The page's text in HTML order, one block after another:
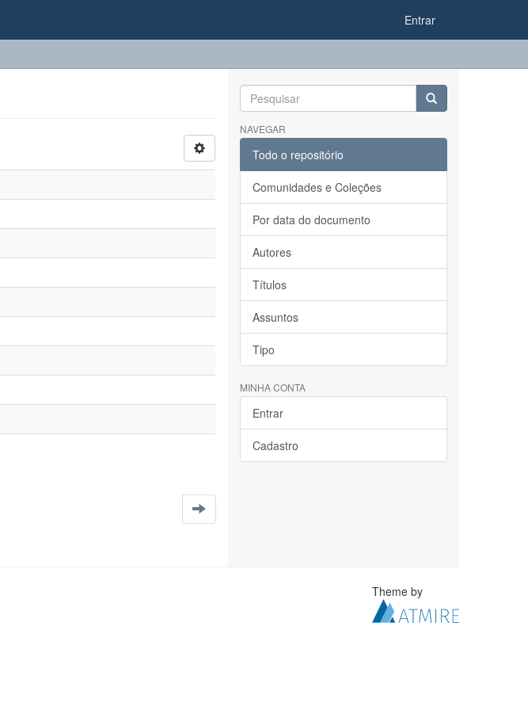
Entrar
NAVEGAR
Todo o repositório
Comunidades e Coleções
Por data do documento
Autores
Títulos
Assuntos
Tipo
MINHA CONTA
Entrar
Cadastro
Theme by